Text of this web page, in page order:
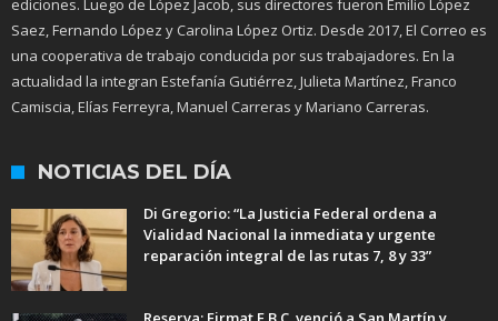
ediciones. Luego de López Jacob, sus directores fueron Emilio López
Saez, Fernando López y Carolina López Ortiz. Desde 2017, El Correo es
una cooperativa de trabajo conducida por sus trabajadores. En la
actualidad la integran Estefanía Gutiérrez, Julieta Martínez, Franco
Camiscia, Elías Ferreyra, Manuel Carreras y Mariano Carreras.
NOTICIAS DEL DÍA
Di Gregorio: “La Justicia Federal ordena a
Vialidad Nacional la inmediata y urgente
reparación integral de las rutas 7, 8 y 33”